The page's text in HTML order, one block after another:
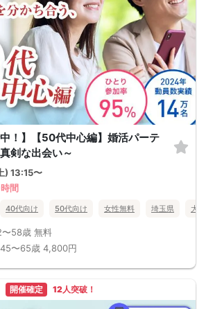
中！】【50代中心編】婚活パーテ
剣な出会い～
) 13:15〜
間
40代向け 50代向け 女性無料 埼玉県 大宮
58歳 無料
45〜65歳 4,800円
開催確定 12人突破！